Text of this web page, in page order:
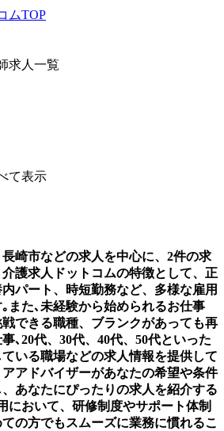
ムTOP
求人一覧
て表示
崎市などの求人を中心に、2件の求
護求人ドットコムの特徴として、正
パート、時短勤務など、多様な雇用
また､未経験から始められるお仕事
できる職種、ブランクがあっても再
､20代、30代、40代、50代といった
いる職場などの求人情報を提供して
アドバイザーがあなたの希望や条件
あなたにぴったりの求人を紹介する
において、研修制度やサポート体制
の方でもスムーズに業務に慣れるこ